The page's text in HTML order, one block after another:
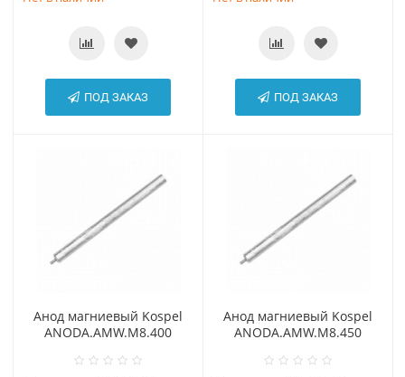
ПОД ЗАКАЗ ПОД ЗАКАЗ
Анод магниевый Kospel
АNODA.AMW.М8.400
Анод магниевый Kospel
АNODA.AMW.М8.450